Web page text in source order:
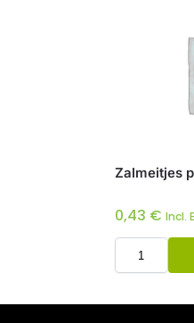
Zalmeitjes
0,43 € Incl.